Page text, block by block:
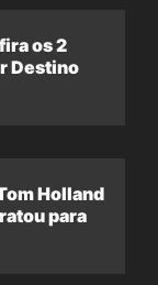
os 2
Destino
Holland
para